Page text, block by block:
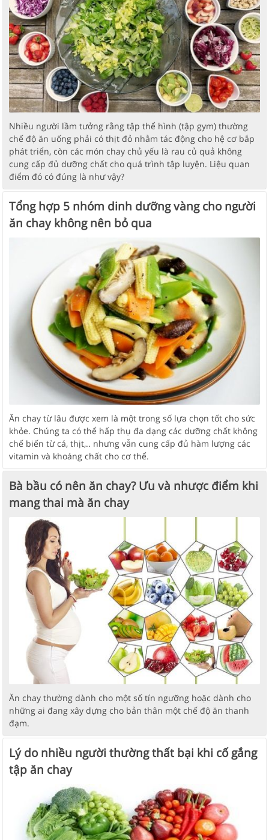
Nhiều người lầm tưởng rằng tập thể hình (tập gym) thường
chế độ ăn uống phải có thịt đỏ nhằm tác động cho hệ cơ bắp
phát triển, còn các món chay chủ yếu là rau củ quả không
cung cấp đủ dưỡng chất cho quá trình tập luyện. Liệu quan
điểm đó có đúng là như vậy?
Tổng hợp 5 nhóm dinh dưỡng vàng cho người
ăn chay không nên bỏ qua
Ăn chay từ lâu được xem là một trong số lựa chọn tốt cho sức
khỏe. Chúng ta có thể hấp thụ đa dạng các dưỡng chất không
chế biến từ cá, thịt,.. nhưng vẫn cung cấp đủ hàm lượng các
vitamin và khoáng chất cho cơ thể.
Bà bầu có nên ăn chay? Ưu và nhược điểm khi
mang thai mà ăn chay
Ăn chay thường dành cho một số tín ngưỡng hoặc dành cho
những ai đang xây dựng cho bản thân một chế độ ăn thanh
đạm.
Lý do nhiều người thường thất bại khi cố gắng
tập ăn chay